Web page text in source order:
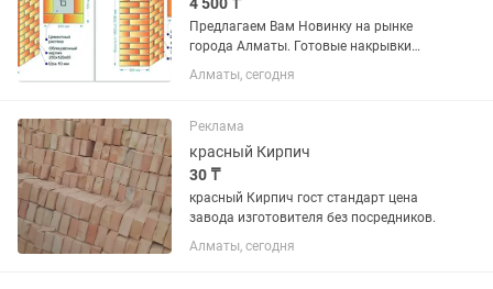
Предлагаем Вам Новинку на рынке
города Алматы. Готовые накрывки
колпаки на колонны, парапеты
накрывки на забор. Материал
композита. Очень легкие,
долговечные,...
Алматы, сегодня
Реклама
красный Кирпич
30 ₸
красный Кирпич гост стандарт цена
завода изготовителя без посредников.
Алматы, сегодня